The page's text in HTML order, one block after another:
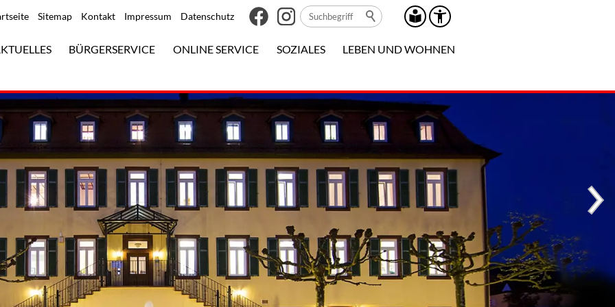
Sitemap Kontakt Impressum Datenschutz
BÜRGERSERVICE ONLINE SERVICE SOZIALES LEBEN UND WOHNEN